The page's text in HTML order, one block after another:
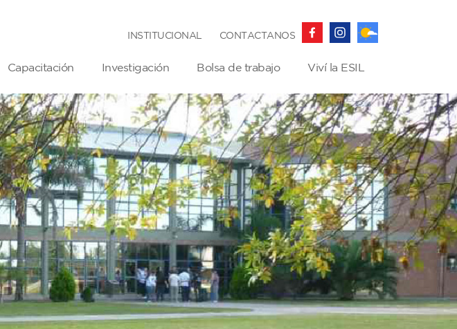
INSTITUCIONAL CONTACTANOS
Capacitación Investigación Bolsa de trabajo Viví la ESIL